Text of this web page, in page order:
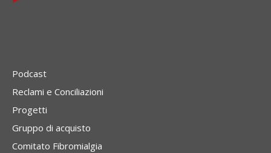
Podcast
Reclami e Conciliazioni
Progetti
Gruppo di acquisto
Comitato Fibromialgia